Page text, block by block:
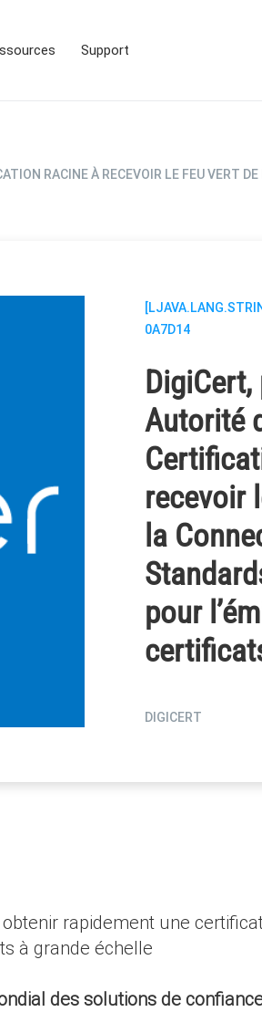
Support
RACINE À RECEVOIR LE FEU VERT DE
0A7D14
Autorité
recevoir
la
pour
DIGICERT
rapidement une
à grande échelle
des solutions de